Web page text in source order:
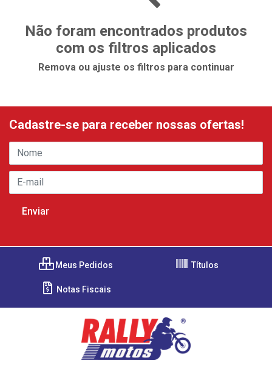
Não foram encontrados produtos
com os filtros aplicados
Remova ou ajuste os filtros para continuar
Cadastre-se para receber nossas ofertas!
Meus Pedidos Títulos
Notas Fiscais